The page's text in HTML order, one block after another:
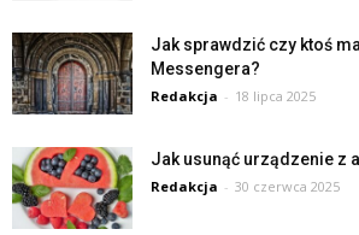
Jak sprawdzić czy ktoś
Messengera?
Redakcja - 18 lipca 2025
Jak usunąć urządzenie z
Redakcja - 30 czerwca 2025